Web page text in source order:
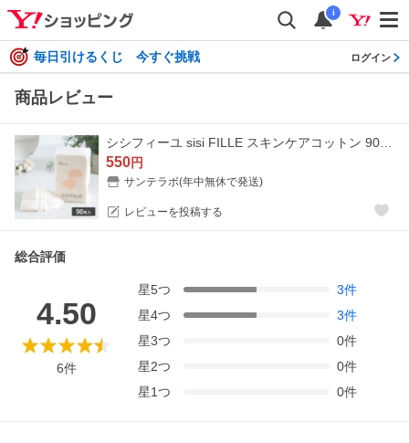
i
毎日引けるくじ 今すぐ挑戦 ログイン
商品レビュー
550円
サンテラボ(年中無休で発送)
レビューを投稿する
総合評価
4.50
6件
星5つ 3件
星4つ 3件
星3つ 0件
星2つ 0件
星1つ 0件